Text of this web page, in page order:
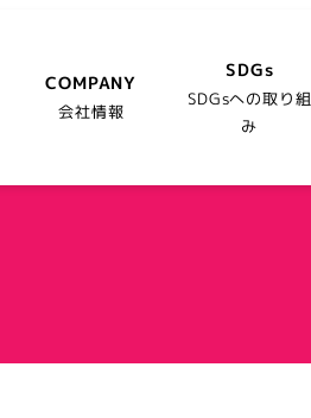
COMPANY
会社情報
SDGs
SDGsへの取り組
み